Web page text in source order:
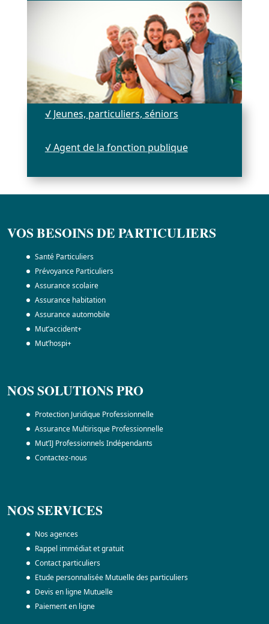
√ Jeunes, particuliers, séniors
√ Agent de la fonction publique
VOS BESOINS DE PARTICULIERS
Santé Particuliers
Prévoyance Particuliers
Assurance scolaire
Assurance habitation
Assurance automobile
Mut’accident+
Mut’hospi+
NOS SOLUTIONS PRO
Protection Juridique Professionnelle
Assurance Multirisque Professionnelle
Mut’IJ Professionnels Indépendants
Contactez-nous
NOS SERVICES
Nos agences
Rappel immédiat et gratuit
Contact particuliers
Etude personnalisée Mutuelle des particuliers
Devis en ligne Mutuelle
Paiement en ligne